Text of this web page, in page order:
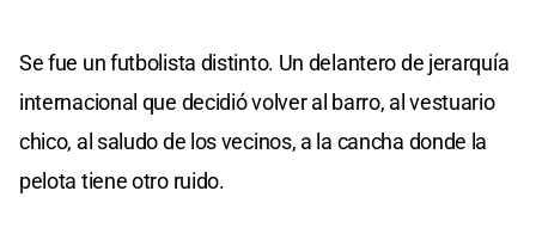
Se fue un futbolista distinto. Un delantero de jerarquía
internacional que decidió volver al barro, al vestuario
chico, al saludo de los vecinos, a la cancha donde la
pelota tiene otro ruido.